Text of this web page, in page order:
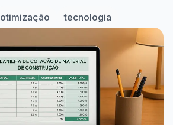
otimização tecnologia